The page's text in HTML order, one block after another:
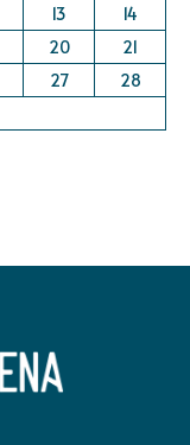
13
14
20
21
27
28